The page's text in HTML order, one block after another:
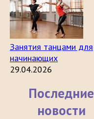
Занятия танцами для
начинающих
29.04.2026
Последние
новости